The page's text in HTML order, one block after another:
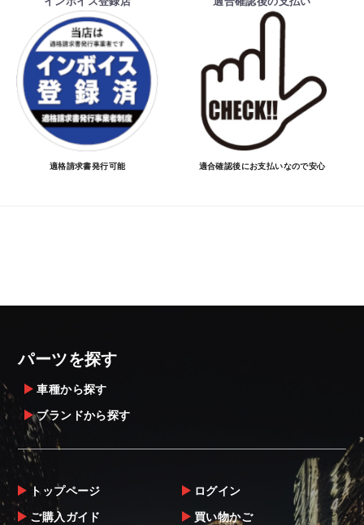
適格請求書発行可能 適合確認後にお支払いなので安心
パーツを探す
車種から探す
ブランドから探す
トップページ
ご購入ガイド
ログイン
買い物かご